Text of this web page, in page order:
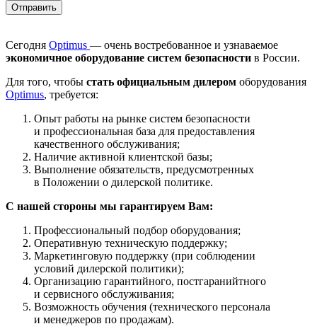
Сегодня Optimus — очень востребованное и узнаваемое
экономичное оборудование систем безопасности в России.
Для того, чтобы стать официальным дилером оборудования
Optimus, требуется:
Опыт работы на рынке систем безопасности
и профессиональная база для предоставления
качественного обслуживания;
Наличие активной клиентской базы;
Выполнение обязательств, предусмотренных
в Положении о дилерской политике.
С нашей стороны мы гарантируем Вам:
Профессиональный подбор оборудования;
Оперативную техническую поддержку;
Маркетинговую поддержку (при соблюдении
условий дилерской политики);
Организацию гарантийного, постгаранийтного
и сервисного обслуживания;
Возможность обучения (технического персонала
и менеджеров по продажам).